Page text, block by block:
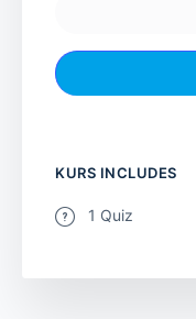
KURS INCLUDES
1 Quiz